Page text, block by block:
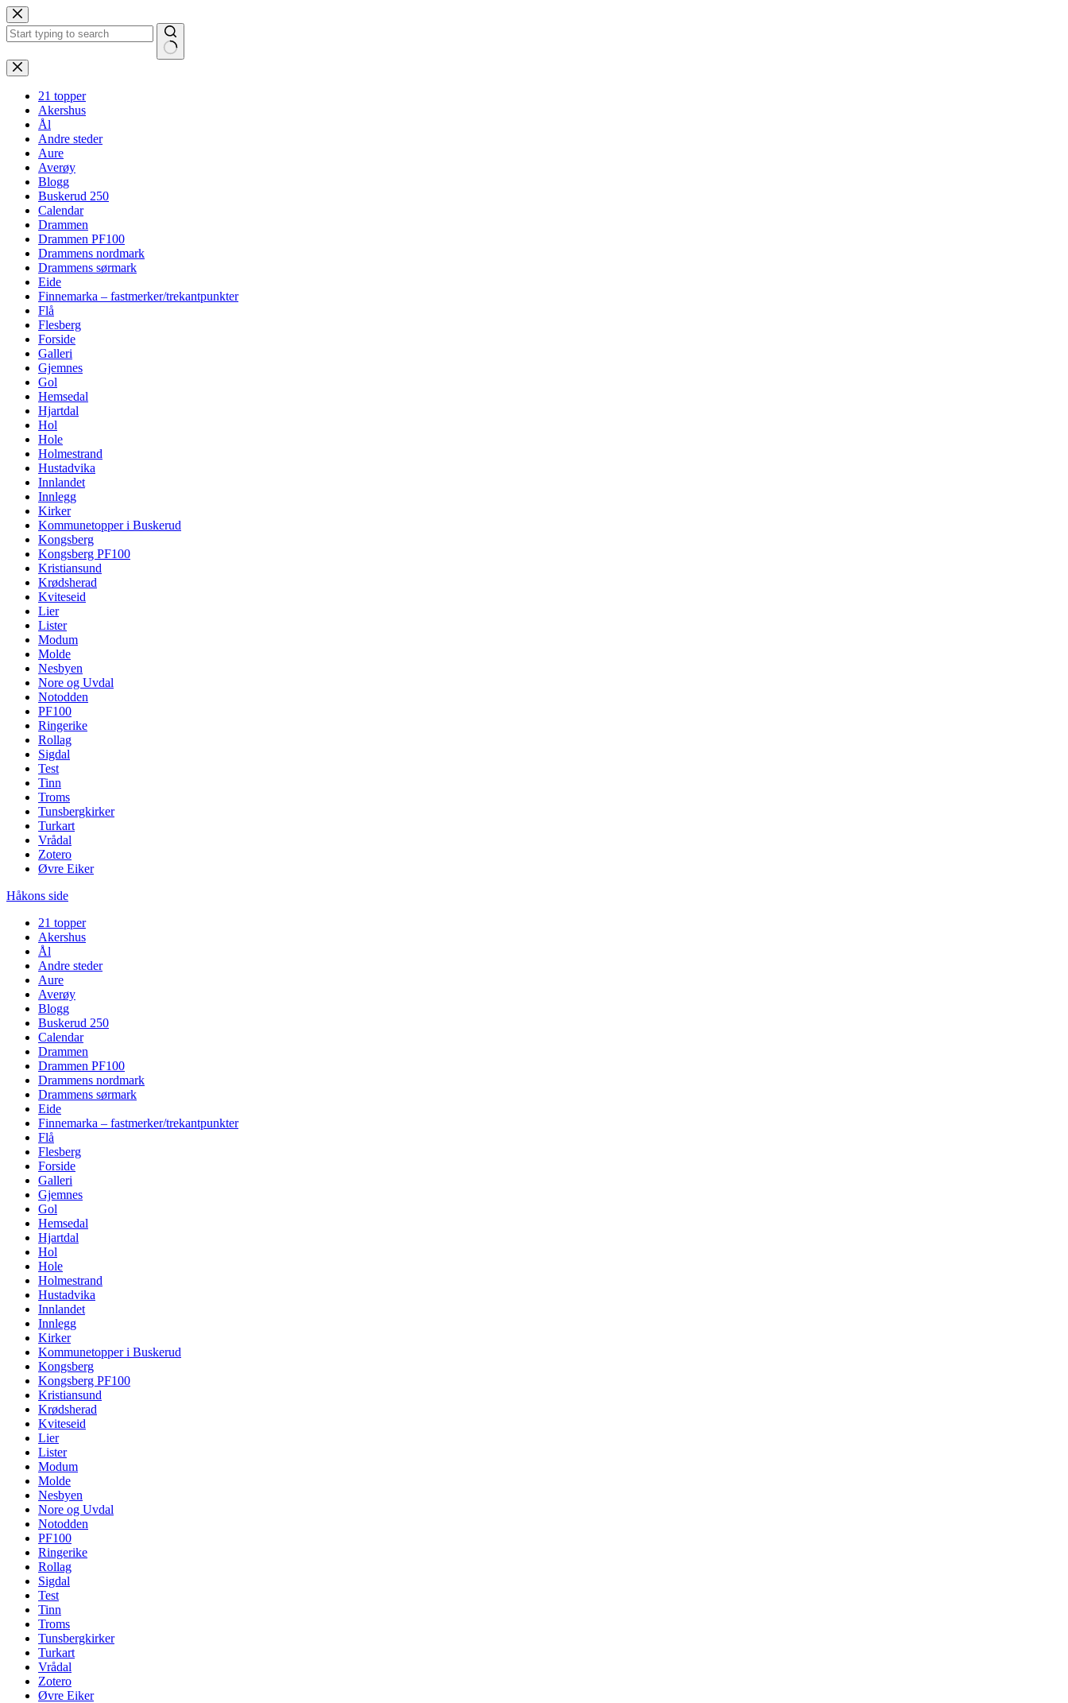
Hopp
til
innholdet
Ingen
resultater
21 topper
Akershus
Ål
Andre steder
Aure
Averøy
Blogg
Buskerud 250
Calendar
Drammen
Drammen PF100
Drammens nordmark
Drammens sørmark
Eide
Finnemarka – fastmerker/trekantpunkter
Flå
Flesberg
Forside
Galleri
Gjemnes
Gol
Hemsedal
Hjartdal
Hol
Hole
Holmestrand
Hustadvika
Innlandet
Innlegg
Kirker
Kommunetopper i Buskerud
Kongsberg
Kongsberg PF100
Kristiansund
Krødsherad
Kviteseid
Lier
Lister
Modum
Molde
Nesbyen
Nore og Uvdal
Notodden
PF100
Ringerike
Rollag
Sigdal
Test
Tinn
Troms
Tunsbergkirker
Turkart
Vrådal
Zotero
Øvre Eiker
Håkons side
21 topper
Akershus
Ål
Andre steder
Aure
Averøy
Blogg
Buskerud 250
Calendar
Drammen
Drammen PF100
Drammens nordmark
Drammens sørmark
Eide
Finnemarka – fastmerker/trekantpunkter
Flå
Flesberg
Forside
Galleri
Gjemnes
Gol
Hemsedal
Hjartdal
Hol
Hole
Holmestrand
Hustadvika
Innlandet
Innlegg
Kirker
Kommunetopper i Buskerud
Kongsberg
Kongsberg PF100
Kristiansund
Krødsherad
Kviteseid
Lier
Lister
Modum
Molde
Nesbyen
Nore og Uvdal
Notodden
PF100
Ringerike
Rollag
Sigdal
Test
Tinn
Troms
Tunsbergkirker
Turkart
Vrådal
Zotero
Øvre Eiker